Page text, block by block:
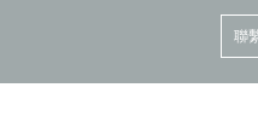
聯